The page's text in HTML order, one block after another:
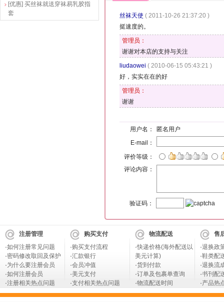
[优惠] 买丝袜就送穿袜易乳胶指
套
丝袜天使 ( 2011-10-26 21:37:20 )
挺速度的。
管理员：
谢谢对本店的支持与关注
liudaowei ( 2010-06-15 05:43:21 )
好，实实在在的好
管理员：
谢谢
用户名：
匿名用户
E-mail：
评价等级：
评论内容：
验证码：
注册管理
·如何注册常见问题
·密码修改取回及保护
·为什么要注册会员
·如何注册会员
·注册相关热点问题
购买支付
·购买支付流程
·汇款银行
·会员冲值
·美元支付
·支付相关热点问题
物流配送
·快递价格(海外配送以
美元计算)
·货到付款
·订单及包裹单查询
·物流配送时间
售
·退换政
·鞋类配
·退换流
·书刊配
·产品热